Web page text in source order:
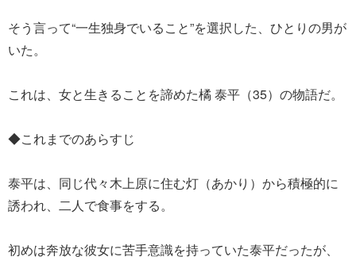
そう言って“一生独身でいること”を選択した、ひとりの男が
いた。
これは、女と生きることを諦めた橘 泰平（35）の物語だ。
◆これまでのあらすじ
泰平は、同じ代々木上原に住む灯（あかり）から積極的に
誘われ、二人で食事をする。
初めは奔放な彼女に苦手意識を持っていた泰平だったが、